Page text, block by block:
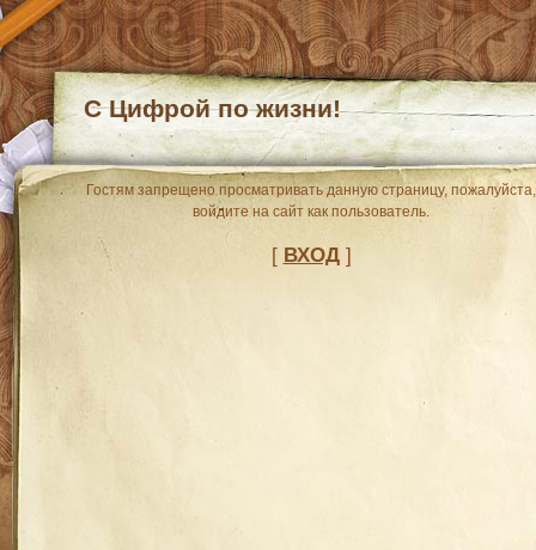
С Цифрой по жизни!
Гостям запрещено просматривать данную страницу, пожалуйста,
войдите на сайт как пользователь.
[ ВХОД]